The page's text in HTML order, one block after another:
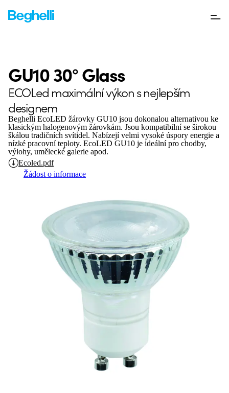
GU10 30° Glass
ECOLed maximální výkon s nejlepším
designem
Beghelli EcoLED žárovky GU10 jsou dokonalou alternativou ke
klasickým halogenovým žárovkám. Jsou kompatibilní se širokou
škálou tradičních svítidel. Nabízejí velmi vysoké úspory energie a
nízké pracovní teploty. EcoLED GU10 je ideální pro chodby,
výlohy, umělecké galerie apod.
Ecoled.pdf
Žádost o informace